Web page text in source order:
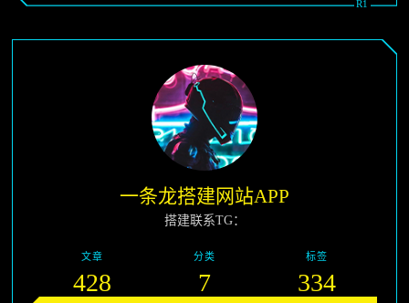
一条龙搭建网站APP
搭建联系TG：
文章
428
分类
7
标签
334